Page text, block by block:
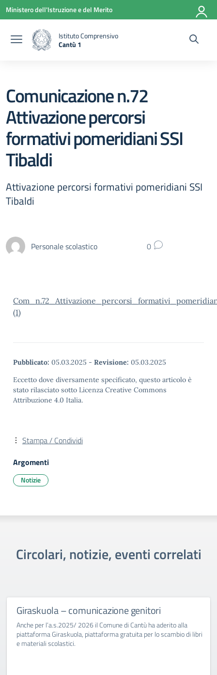
Vai ai contenuti
Vai al menu di navigazione
Vai al footer
Ministero dell'Istruzione e del Merito
Istituto Comprensivo
Cantù 1
Comunicazione n.72
Attivazione percorsi
formativi pomeridiani SSI
Tibaldi
Attivazione percorsi formativi pomeridiani SSI
Tibaldi
Personale scolastico 0
(1)
Pubblicato: 05.03.2025 - Revisione: 05.03.2025
Eccetto dove diversamente specificato, questo articolo è
stato rilasciato sotto Licenza Creative Commons
Attribuzione 4.0 Italia.
Stampa / Condividi
Argomenti
Notizie
Circolari, notizie, eventi correlati
Giraskuola – comunicazione genitori
Anche per l’a.s.2025/ 2026 il Comune di Cantù ha aderito alla
piattaforma Giraskuola, piattaforma gratuita per lo scambio di libri
e materiali scolastici.